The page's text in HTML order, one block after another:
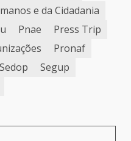
e da Cidadania
Pnae
Press Trip
Pronaf
Sedop
Segup